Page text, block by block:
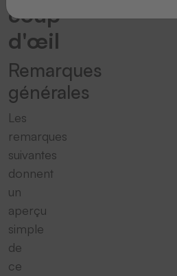
coup
d'œil
Remarques
générales
Les
remarques
suivantes
donnent
un
aperçu
simple
de
ce